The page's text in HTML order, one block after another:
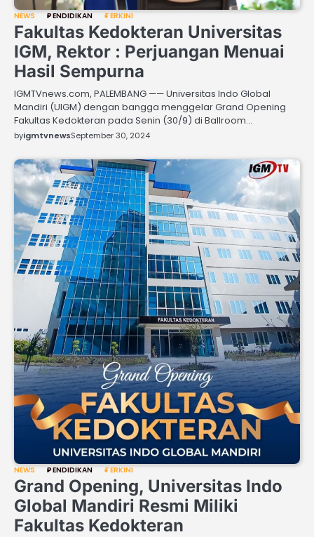
NEWS PENDIDIKAN TERKINI
Fakultas Kedokteran Universitas
IGM, Rektor : Perjuangan Menuai
Hasil Sempurna
IGMTVnews.com, PALEMBANG —— Universitas Indo Global
Mandiri (UIGM) dengan bangga menggelar Grand Opening
Fakultas Kedokteran pada Senin (30/9) di Ballroom…
byigmtvnewsSeptember 30, 2024
NEWS PENDIDIKAN TERKINI
Grand Opening, Universitas Indo
Global Mandiri Resmi Miliki
Fakultas Kedokteran